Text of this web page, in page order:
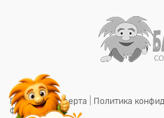
Публичная оферта Политика
файлов cookie